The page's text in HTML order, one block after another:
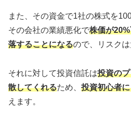
また、その資金で1社の株式を
その会社の業績悪化で株価が
落することになるので、リスクは
それに対して投資信託は投資の
散してくれるため、 投資初心者
えます。